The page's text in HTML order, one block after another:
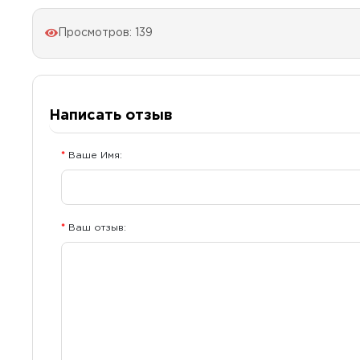
Просмотров: 139
Написать отзыв
Ваше Имя:
Ваш отзыв: